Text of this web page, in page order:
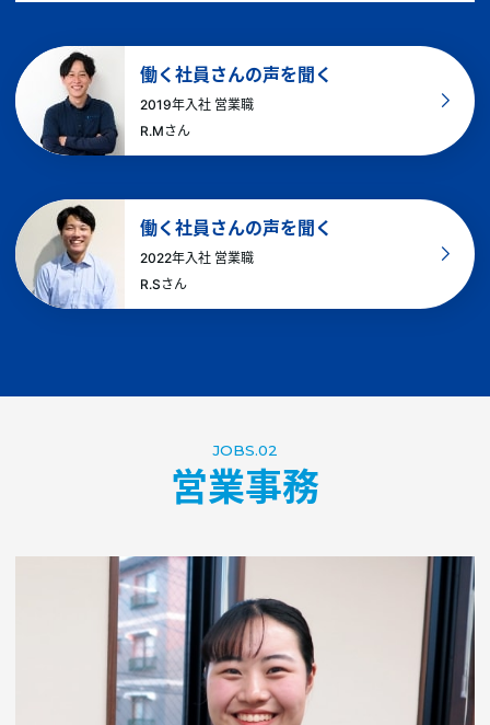
働く社員さんの声を聞く
2019年入社 営業職
R.Mさん
働く社員さんの声を聞く
2022年入社 営業職
R.Sさん
JOBS.02
営業事務